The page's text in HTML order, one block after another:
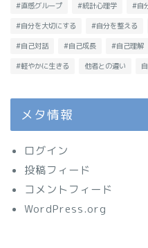
#直感グループ #統計心理学 #自
#自分を大切にする #自分を整える
#自己対話 #自己成長 #自己理解
#軽やかに生きる 他者との違い
メタ情報
ログイン
投稿フィード
コメントフィード
WordPress.org